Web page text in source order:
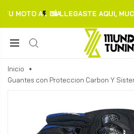
TU MOTO AL DÍA.SI LLEGASTE AQUI,
Inicio
Guantes con Proteccion Carbon Y